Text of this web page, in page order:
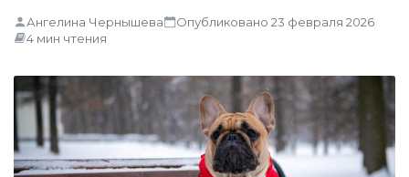
Ангелина Чернышева
Опубликовано 23 февраля 2026
4 мин чтения